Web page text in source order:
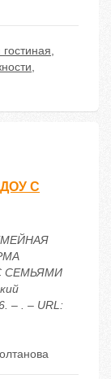
,
,
С
СЕМЬЯМИ
– . – URL: